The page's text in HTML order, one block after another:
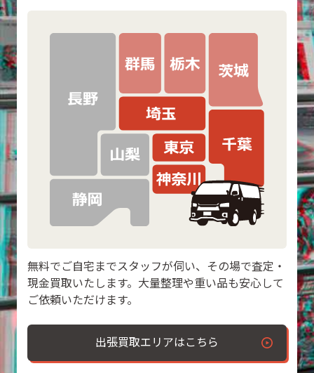
無料でご自宅までスタッフが伺い、その場で査定・
現金買取いたします。大量整理や重い品も安心して
ご依頼いただけます。
出張買取エリアはこちら